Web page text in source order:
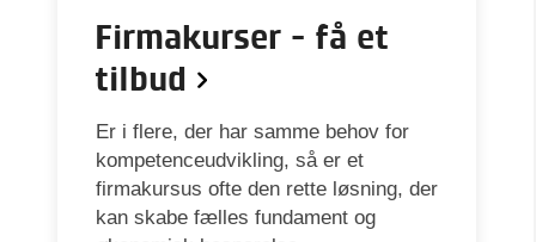
Firmakurser - få et
tilbud
Er i flere, der har samme behov for
kompetenceudvikling, så er et
firmakursus ofte den rette løsning, der
kan skabe fælles fundament og